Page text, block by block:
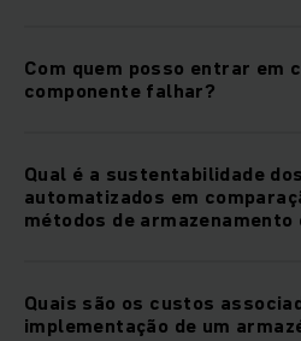
Com quem posso entrar em
componente falhar?
Qual é a sustentabilidade
automatizados em
métodos de armazenamento
Quais são os custos
implementação de um